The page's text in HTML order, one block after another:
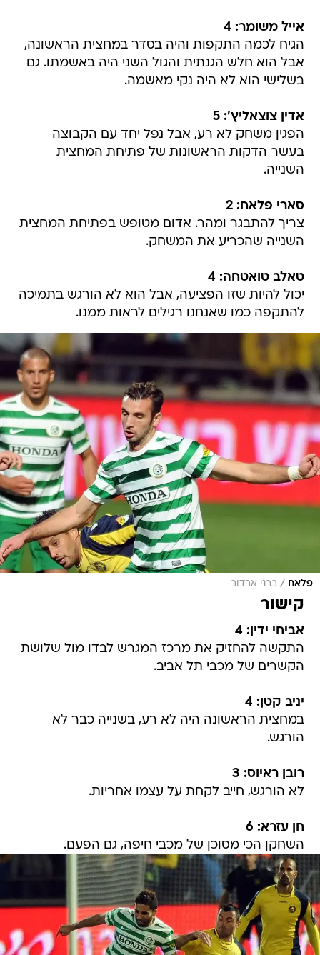
אייל משומר: 4
הגיח לכמה התקפות והיה בסדר במחצית הראשונה,
אבל הוא חלש הגנתית והגול השני היה באשמתו. גם
בשלישי הוא לא היה נקי מאשמה.
אדין צוצאליץ': 5
הפגין משחק לא רע, אבל נפל יחד עם הקבוצה
בעשר הדקות הראשונות של פתיחת המחצית
השנייה.
סארי פלאח: 2
צריך להתבגר ומהר. אדום מטופש בפתיחת המחצית
השנייה שהכריע את המשחק.
טאלב טואטחה: 4
יכול להיות שזו הפציעה, אבל הוא לא הורגש בתמיכה
להתקפה כמו שאנחנו רגילים לראות ממנו.
פלאח / ברני ארדוב
קישור
אביחי ידין: 4
התקשה להחזיק את מרכז המגרש לבדו מול שלושת
הקשרים של מכבי תל אביב.
יניב קטן: 4
במחצית הראשונה היה לא רע, בשנייה כבר לא
הורגש.
רובן ראיוס: 3
לא הורגש, חייב לקחת על עצמו אחריות.
חן עזרא: 6
השחקן הכי מסוכן של מכבי חיפה, גם הפעם.